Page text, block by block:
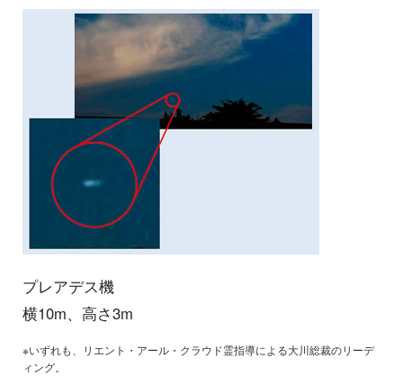
プレアデス機
横10m、高さ3m
※いずれも、リエント・アール・クラウド霊指導による大川総裁のリーデ
ィング。